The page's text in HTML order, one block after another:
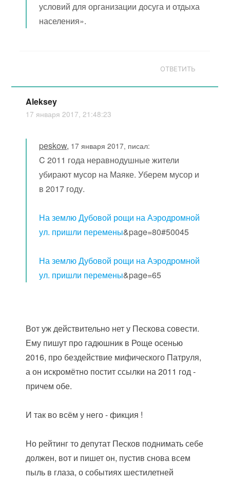
условий для организации досуга и отдыха
населения».
ОТВЕТИТЬ
Aleksey
17 января 2017, 21:48:23
peskow, 17 января 2017, писал:
C 2011 года неравнодушные жители
убирают мусор на Маяке. Уберем мусор и
в 2017 году.
На землю Дубовой рощи на Аэродромной
ул. пришли перемены&page=80#50045
На землю Дубовой рощи на Аэродромной
ул. пришли перемены&page=65
Вот уж действительно нет у Пескова совести.
Ему пишут про гадюшник в Роще осенью
2016, про бездействие мифического Патруля,
а он искромётно постит ссылки на 2011 год -
причем обе.
И так во всём у него - фикция !
Но рейтинг то депутат Песков поднимать себе
должен, вот и пишет он, пустив снова всем
пыль в глаза, о событиях шестилетней